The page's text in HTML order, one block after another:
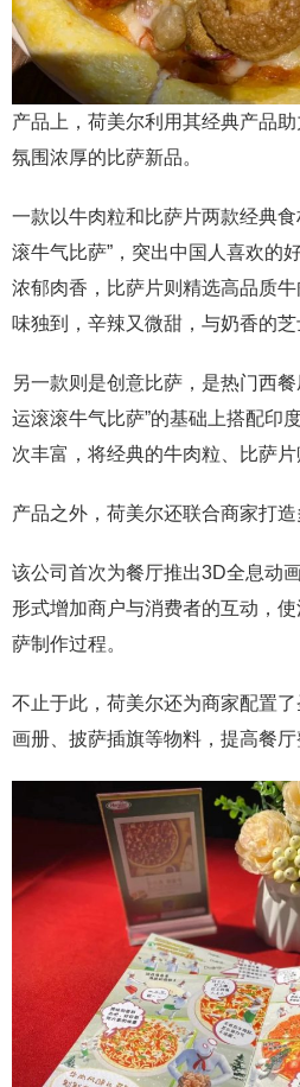
产品上，荷美尔利用其经典产品
氛围浓厚的比萨新品。
一款以牛肉粒和比萨片两款经典
滚牛气比萨”，突出中国人喜欢的
浓郁肉香，比萨片则精选高品质
味独到，辛辣又微甜，与奶香的芝
另一款则是创意比萨，是热门西
运滚滚牛气比萨”的基础上搭配印
次丰富，将经典的牛肉粒、比萨片
产品之外，荷美尔还联合商家打造
该公司首次为餐厅推出3D全息动
形式增加商户与消费者的互动，
萨制作过程。
不止于此，荷美尔还为商家配置
画册、披萨插旗等物料，提高餐厅